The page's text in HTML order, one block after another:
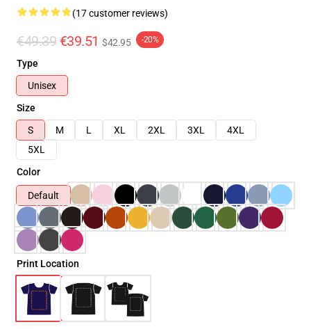
(17 customer reviews)
€49.39 €39.51 $42.95 -20%
Type
Unisex
Size
S
M L XL 2XL 3XL
4XL
5XL
Color
Default
Print Location